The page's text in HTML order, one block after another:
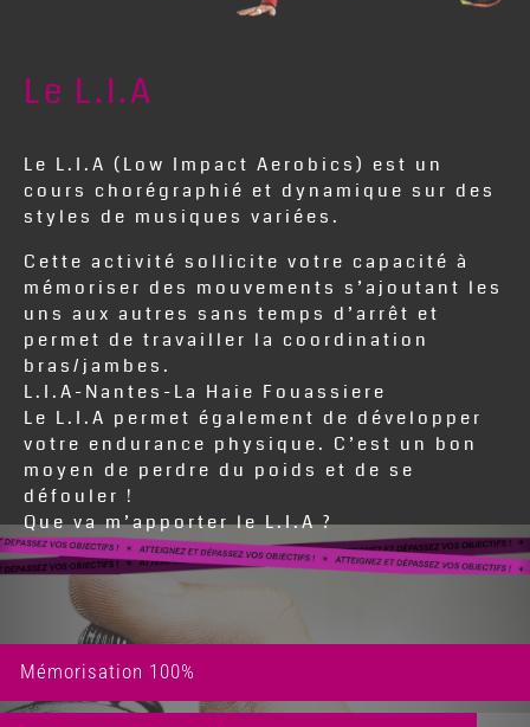
Le L.I.A
Le L.I.A (Low Impact Aerobics) est un
cours chorégraphié et dynamique sur des
styles de musiques variées.
Cette activité sollicite votre capacité à
mémoriser des mouvements s’ajoutant les
uns aux autres sans temps d’arrêt et
permet de travailler la coordination
bras/jambes.
L.I.A-Nantes-La Haie Fouassiere
Le L.I.A permet également de développer
votre endurance physique. C’est un bon
moyen de perdre du poids et de se
défouler !
Que va m’apporter le L.I.A ?
Mémorisation 100%